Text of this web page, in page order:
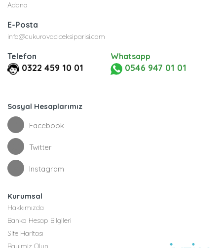
Adana
E-Posta
info@cukurovaciceksiparisi.com
Telefon
0322 459 10 01
Whatsapp
0546 947 01 01
Sosyal Hesaplarımız
Facebook
Twitter
Instagram
Kurumsal
Hakkımızda
Banka Hesap Bilgileri
Site Haritası
Bayimiz Olun